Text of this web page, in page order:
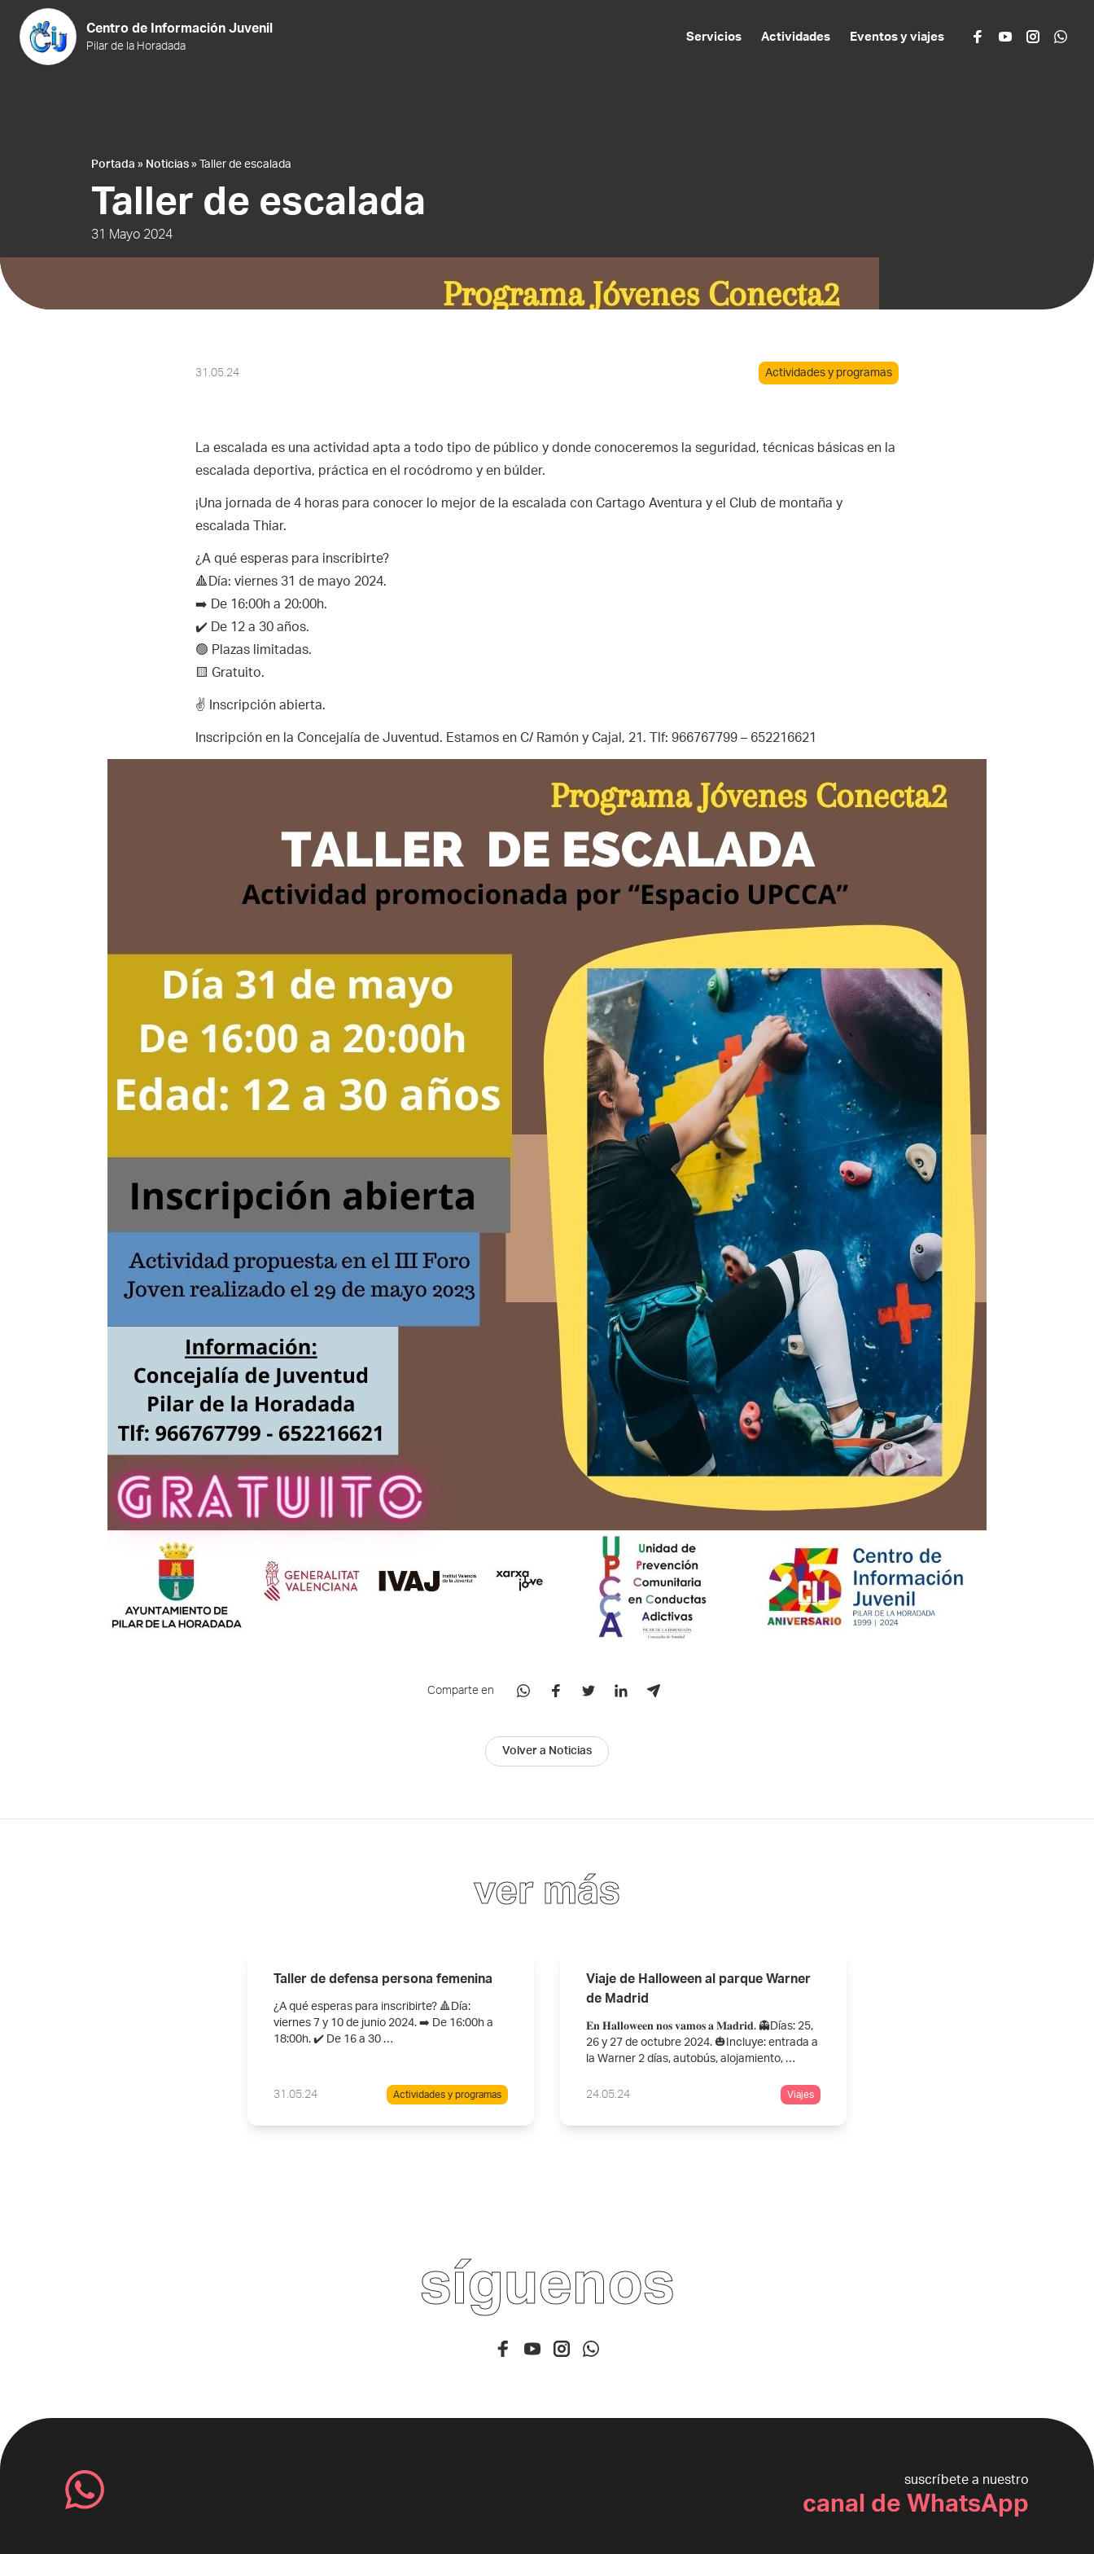
Saltar al contenido
Centro de Información Juvenil
Pilar de la Horadada
Servicios Actividades Eventos y viajes
Portada » Noticias » Taller de escalada
Taller de escalada
31 Mayo 2024
31.05.24 Actividades y programas
La escalada es una actividad apta a todo tipo de público y donde conoceremos la seguridad, técnicas básicas en la
escalada deportiva, práctica en el rocódromo y en búlder.
¡Una jornada de 4 horas para conocer lo mejor de la escalada con Cartago Aventura y el Club de montaña y
escalada Thiar.
¿A qué esperas para inscribirte?
️🔺Día: viernes 31 de mayo 2024.
➡️ De 16:00h a 20:00h.
✔️ De 12 a 30 años.
🟢 Plazas limitadas.
🟨 Gratuito.
✌ Inscripción abierta.
Inscripción en la Concejalía de Juventud. Estamos en C/ Ramón y Cajal, 21. Tlf: 966767799 – 652216621
Comparte en
Volver a Noticias
ver más
Taller de defensa persona femenina
¿A qué esperas para inscribirte? ️🔺Día:
viernes 7 y 10 de junio 2024. ➡️ De 16:00h a
18:00h. ✔️ De 16 a 30 …
31.05.24 Actividades y programas
Viaje de Halloween al parque Warner
de Madrid
𝐄𝐧 𝐇𝐚𝐥𝐥𝐨𝐰𝐞𝐞𝐧 𝐧𝐨𝐬 𝐯𝐚𝐦𝐨𝐬 𝐚 𝐌𝐚𝐝𝐫𝐢𝐝. 👻Días: 25,
26 y 27 de octubre 2024. 🎃Incluye: entrada a
la Warner 2 días, autobús, alojamiento, …
24.05.24 Viajes
síguenos
suscríbete a nuestro
canal de WhatsApp